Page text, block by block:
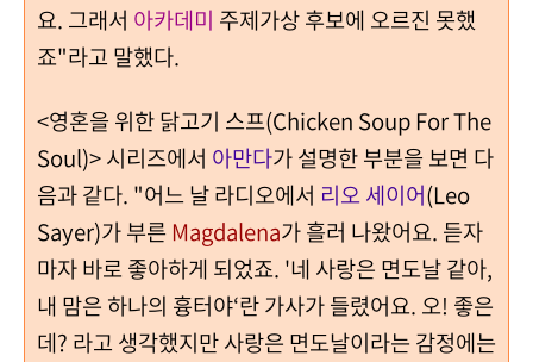
요. 그래서 아카데미 주제가상 후보에 오르진 못했
죠"라고 말했다.
<영혼을 위한 닭고기 스프(Chicken Soup For The
Soul)> 시리즈에서 아만다가 설명한 부분을 보면 다
음과 같다. "어느 날 라디오에서 리오 세이어(Leo
Sayer)가 부른Magdalena가 흘러 나왔어요. 듣자
마자 바로 좋아하게 되었죠. '네 사랑은 면도날 같아,
내 맘은 하나의 흉터야‘란 가사가 들렸어요. 오! 좋은
데? 라고 생각했지만 사랑은 면도날이라는 감정에는